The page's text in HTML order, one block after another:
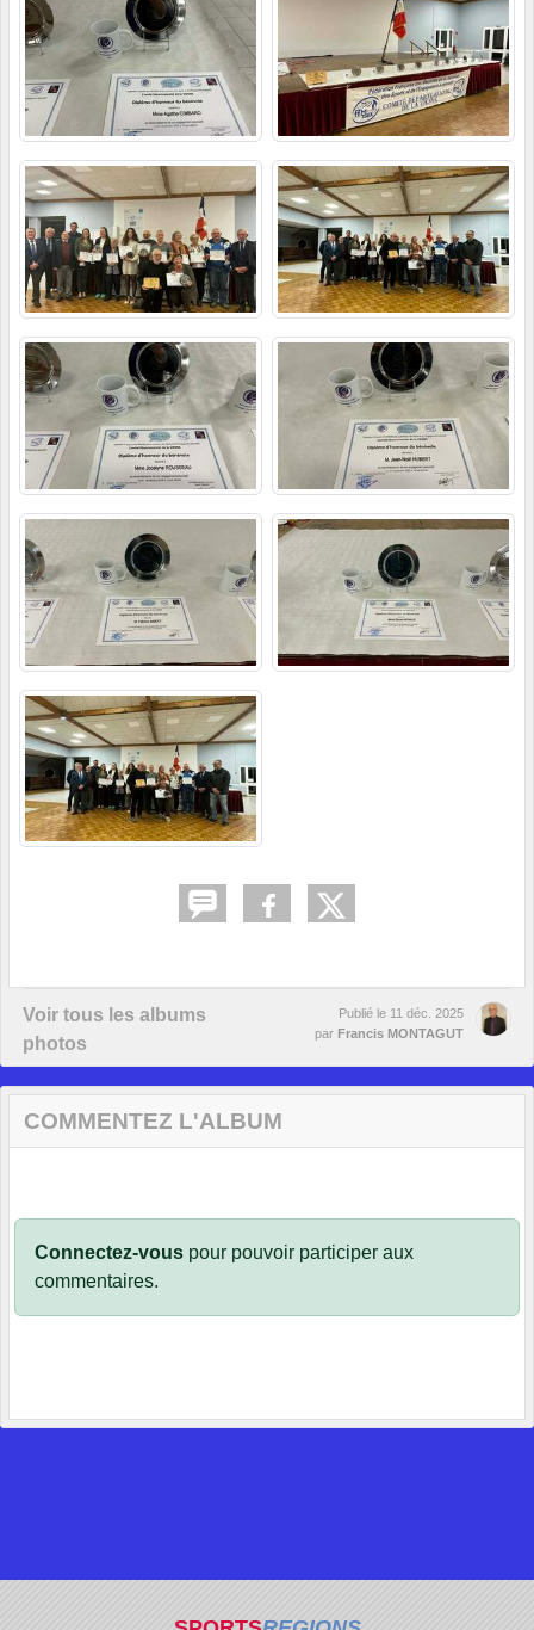
Voir tous les albums
photos
Publié le 11 déc. 2025
par Francis MONTAGUT
COMMENTEZ L'ALBUM
Connectez-vous pour pouvoir participer aux
commentaires.